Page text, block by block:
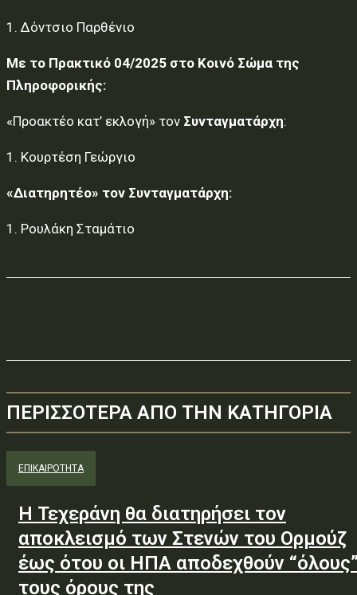
1. Δόντσιο Παρθένιο
Με το Πρακτικό 04/2025 στο Κοινό Σώμα της
Πληροφορικής:
«Προακτέο κατ’ εκλογή» τον Συνταγματάρχη:
1. Κουρτέση Γεώργιο
«Διατηρητέο» τον Συνταγματάρχη:
1. Ρουλάκη Σταμάτιο
ΠΕΡΙΣΣΟΤΕΡΑ ΑΠΟ ΤΗΝ ΚΑΤΗΓΟΡΙΑ
ΕΠΙΚΑΙΡΟΤΗΤΑ
Η Τεχεράνη θα διατηρήσει τον
αποκλεισμό των Στενών του Ορμούζ
έως ότου οι ΗΠΑ αποδεχθούν
τους όρους της